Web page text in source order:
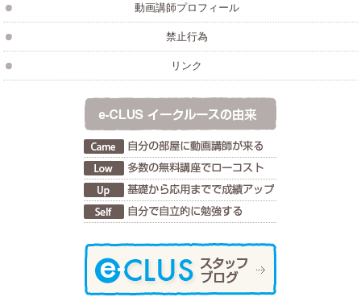
動画講師プロフィール
禁止行為
リンク